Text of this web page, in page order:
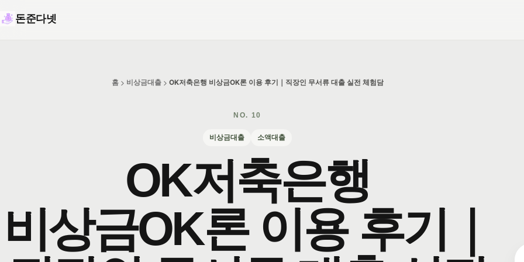
돈준다넷
홈 비상금대출 OK저축은행 비상금OK론 이용 후기｜직장인 무서류 대출 실전 체험담
NO. 10
비상금대출 소액대출
OK저축은행
비상금OK론 이용 후기｜